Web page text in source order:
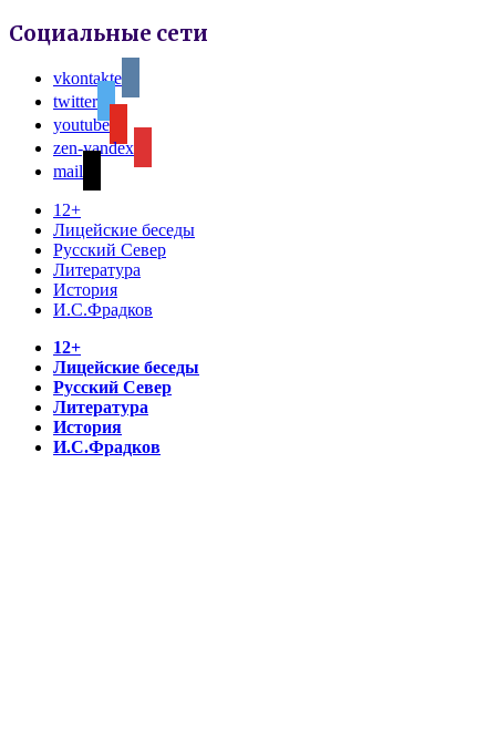
Социальные сети
vkontakte
twitter
youtube
zen-yandex
mail
12+
Лицейские беседы
Русский Север
Литература
История
И.С.Фрадков
12+
Лицейские беседы
Русский Север
Литература
История
И.С.Фрадков